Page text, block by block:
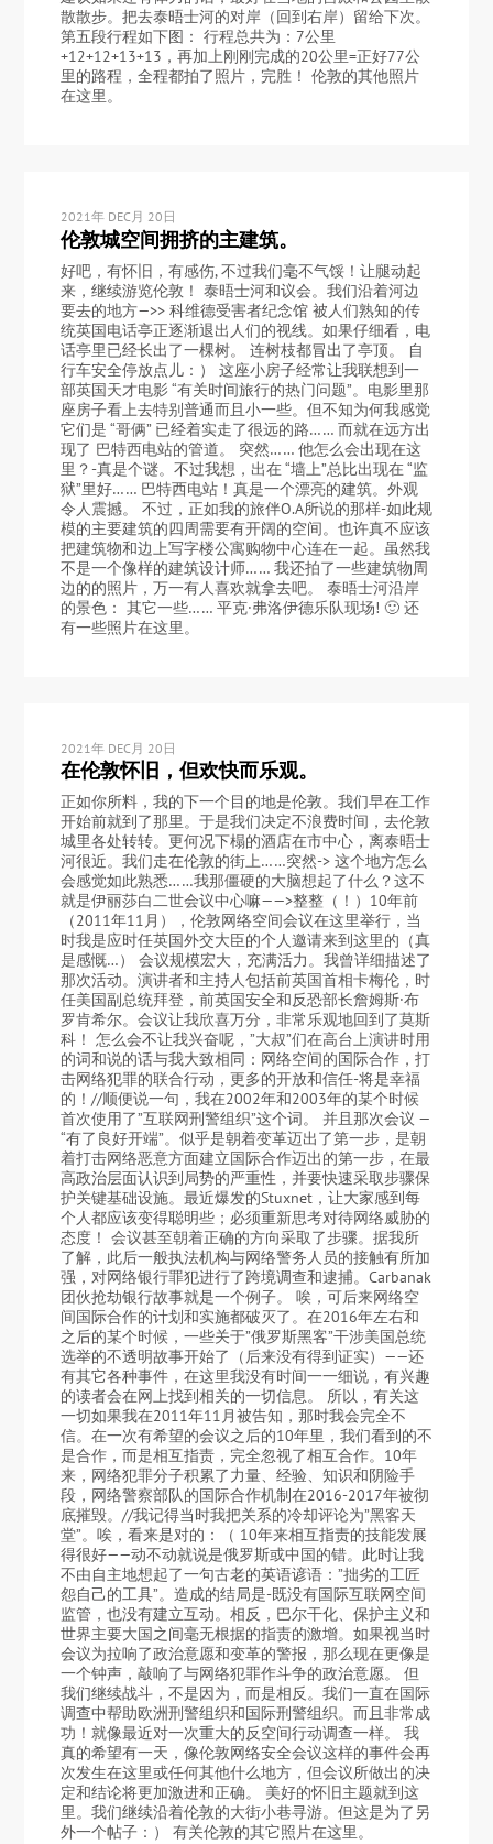
散散步。把去泰晤士河的对岸（回到右岸）留给下次。
第五段行程如下图： 行程总共为：7公里
+12+12+13+13，再加上刚刚完成的20公里=正好77公
里的路程，全程都拍了照片，完胜！ 伦敦的其他照片
在这里。
2021年 DEC月 20日
伦敦城空间拥挤的主建筑。
好吧，有怀旧，有感伤, 不过我们毫不气馁！让腿动起
来，继续游览伦敦！ 泰晤士河和议会。我们沿着河边
要去的地方—>> 科维德受害者纪念馆 被人们熟知的传
统英国电话亭正逐渐退出人们的视线。如果仔细看，电
话亭里已经长出了一棵树。 连树枝都冒出了亭顶。 自
行车安全停放点儿：） 这座小房子经常让我联想到一
部英国天才电影 “有关时间旅行的热门问题”。电影里那
座房子看上去特别普通而且小一些。但不知为何我感觉
它们是 “哥俩” 已经着实走了很远的路…… 而就在远方出
现了 巴特西电站的管道。 突然…… 他怎么会出现在这
里？-真是个谜。不过我想，出在 “墙上”总比出现在 “监
狱”里好…… 巴特西电站！真是一个漂亮的建筑。外观
令人震撼。 不过，正如我的旅伴O.A所说的那样-如此规
模的主要建筑的四周需要有开阔的空间。也许真不应该
把建筑物和边上写字楼公寓购物中心连在一起。虽然我
不是一个像样的建筑设计师…… 我还拍了一些建筑物周
边的的照片，万一有人喜欢就拿去吧。 泰晤士河沿岸
的景色： 其它一些…… 平克·弗洛伊德乐队现场! 🙂 还
有一些照片在这里。
2021年 DEC月 20日
在伦敦怀旧，但欢快而乐观。
正如你所料，我的下一个目的地是伦敦。我们早在工作
开始前就到了那里。于是我们决定不浪费时间，去伦敦
城里各处转转。更何况下榻的酒店在市中心，离泰晤士
河很近。我们走在伦敦的街上……突然-> 这个地方怎么
会感觉如此熟悉……我那僵硬的大脑想起了什么？这不
就是伊丽莎白二世会议中心嘛——>整整（！）10年前
（2011年11月），伦敦网络空间会议在这里举行，当
时我是应时任英国外交大臣的个人邀请来到这里的（真
是感慨…） 会议规模宏大，充满活力。我曾详细描述了
那次活动。演讲者和主持人包括前英国首相卡梅伦，时
任美国副总统拜登，前英国安全和反恐部长詹姆斯·布
罗肯希尔。会议让我欣喜万分，非常乐观地回到了莫斯
科！ 怎么会不让我兴奋呢，”大叔”们在高台上演讲时用
的词和说的话与我大致相同：网络空间的国际合作，打
击网络犯罪的联合行动，更多的开放和信任-将是幸福
的！//顺便说一句，我在2002年和2003年的某个时候
首次使用了”互联网刑警组织”这个词。 并且那次会议 —
“有了良好开端”。似乎是朝着变革迈出了第一步，是朝
着打击网络恶意方面建立国际合作迈出的第一步，在最
高政治层面认识到局势的严重性，并要快速采取步骤保
护关键基础设施。最近爆发的Stuxnet，让大家感到每
个人都应该变得聪明些；必须重新思考对待网络威胁的
态度！ 会议甚至朝着正确的方向采取了步骤。据我所
了解，此后一般执法机构与网络警务人员的接触有所加
强，对网络银行罪犯进行了跨境调查和逮捕。Carbanak
团伙抢劫银行故事就是一个例子。 唉，可后来网络空
间国际合作的计划和实施都破灭了。在2016年左右和
之后的某个时候，一些关于”俄罗斯黑客”干涉美国总统
选举的不透明故事开始了（后来没有得到证实）——还
有其它各种事件，在这里我没有时间一一细说，有兴趣
的读者会在网上找到相关的一切信息。 所以，有关这
一切如果我在2011年11月被告知，那时我会完全不
信。在一次有希望的会议之后的10年里，我们看到的不
是合作，而是相互指责，完全忽视了相互合作。10年
来，网络犯罪分子积累了力量、经验、知识和阴险手
段，网络警察部队的国际合作机制在2016-2017年被彻
底摧毁。//我记得当时我把关系的冷却评论为”黑客天
堂”。唉，看来是对的：（ 10年来相互指责的技能发展
得很好——动不动就说是俄罗斯或中国的错。此时让我
不由自主地想起了一句古老的英语谚语：”拙劣的工匠
怨自己的工具”。造成的结局是-既没有国际互联网空间
监管，也没有建立互动。相反，巴尔干化、保护主义和
世界主要大国之间毫无根据的指责的激增。如果视当时
会议为拉响了政治意愿和变革的警报，那么现在更像是
一个钟声，敲响了与网络犯罪作斗争的政治意愿。 但
我们继续战斗，不是因为，而是相反。我们一直在国际
调查中帮助欧洲刑警组织和国际刑警组织。而且非常成
功！就像最近对一次重大的反空间行动调查一样。 我
真的希望有一天，像伦敦网络安全会议这样的事件会再
次发生在这里或任何其他什么地方，但会议所做出的决
定和结论将更加激进和正确。 美好的怀旧主题就到这
里。我们继续沿着伦敦的大街小巷寻游。但这是为了另
外一个帖子：） 有关伦敦的其它照片在这里。